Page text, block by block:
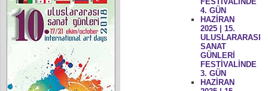
4. GÜN
HAZİRAN
2025 | 15.
ULUSLARARASI
SANAT
GÜNLERİ
FESTİVALİNDE
3. GÜN
HAZİRAN